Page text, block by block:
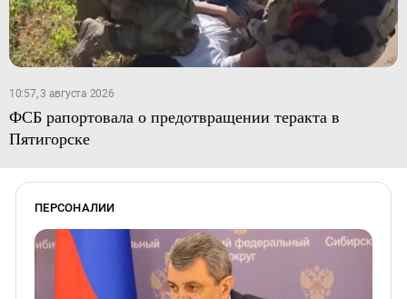
10:57, 3 августа 2026
ФСБ рапортовала о предотвращении теракта в
Пятигорске
ПЕРСОНАЛИИ